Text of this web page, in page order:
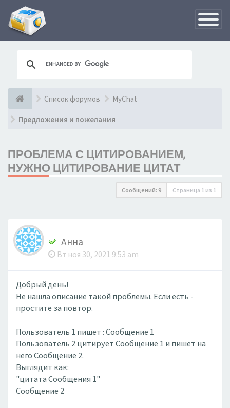
Список форумов MyChat
Предложения и пожелания
ПРОБЛЕМА С ЦИТИРОВАНИЕМ,
НУЖНО ЦИТИРОВАНИЕ ЦИТАТ
Сообщений: 9 Страница 1 из 1
Анна
Вт ноя 30, 2021 9:53 am
Добрый день!
Не нашла описание такой проблемы. Если есть -
простите за повтор.
Пользователь 1 пишет : Сообщение 1
Пользователь 2 цитирует Сообщение 1 и пишет на
него Сообщение 2.
Выглядит как:
"цитата Сообщения 1"
Сообщение 2